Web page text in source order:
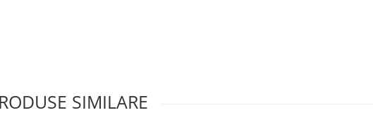
SIMILARE